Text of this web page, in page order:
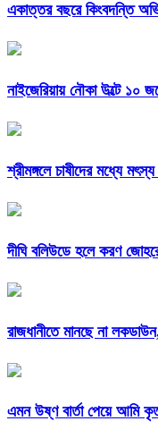
একাত্তর বছরে কিংবদন্তি
নাইজেরিয়ায় নৌকা উল্টে ১০
শ্রীমঙ্গলে চাষীদের মধ্যে
দীঘি বলিউডে হলে করণ
রাজধানীতে মানছে না
এমন উষ্ণ বার্তা পেয়ে আমি